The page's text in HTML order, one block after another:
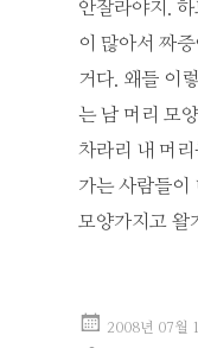
안잘라야지.
이 많아서 짜
거다. 왜들 이
는 남 머리 모
차라리 내 머
가는 사람들이
모양가지고 왈
2008년 07월